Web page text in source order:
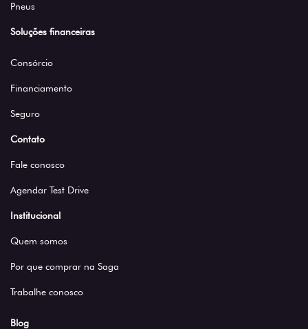
Pneus
Soluções financeiras
Consórcio
Financiamento
Seguro
Contato
Fale conosco
Agendar Test Drive
Institucional
Quem somos
Por que comprar na Saga
Trabalhe conosco
Blog